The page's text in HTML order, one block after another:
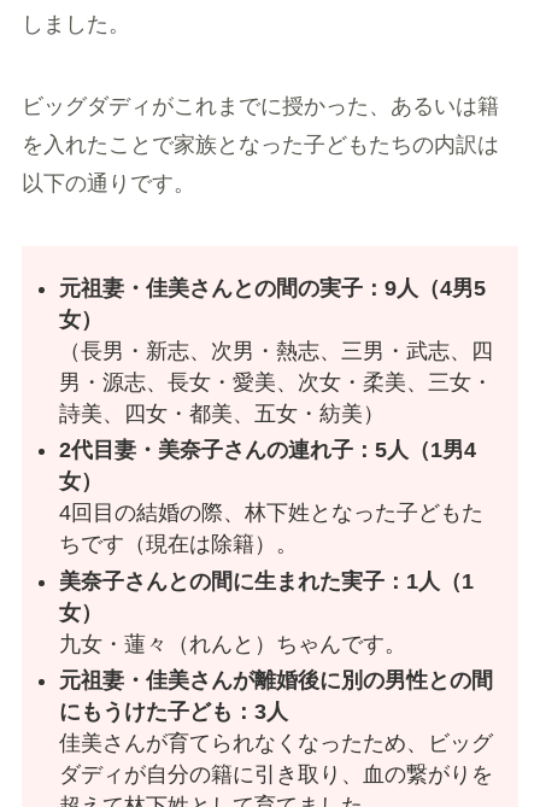
しました。
ビッグダディがこれまでに授かった、あるいは籍
を入れたことで家族となった子どもたちの内訳は
以下の通りです。
元祖妻・佳美さんとの間の実子：9人（4男5
女）
（長男・新志、次男・熱志、三男・武志、四
男・源志、長女・愛美、次女・柔美、三女・
詩美、四女・都美、五女・紡美）
2代目妻・美奈子さんの連れ子：5人（1男4
女）
4回目の結婚の際、林下姓となった子どもた
ちです（現在は除籍）。
美奈子さんとの間に生まれた実子：1人（1
女）
九女・蓮々（れんと）ちゃんです。
元祖妻・佳美さんが離婚後に別の男性との間
にもうけた子ども：3人
佳美さんが育てられなくなったため、ビッグ
ダディが自分の籍に引き取り、血の繋がりを